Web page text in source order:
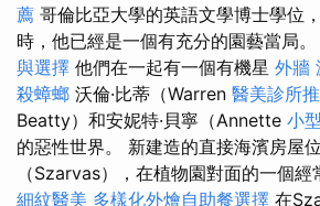
薦 哥倫比亞大學的英語文學博士學位
時，他已經是一個有充分的園藝當局。
與選擇 他們在一起有一個有機星 外牆
殺蟑螂 沃倫·比蒂（Warren 醫美診所
Beatty）和安妮特·貝寧（Annette 小
的惡性世界。 新建造的直接海濱房屋
（Szarvas），在植物園對面的一個經
細紋醫美 多樣化外燴自助餐選擇 在